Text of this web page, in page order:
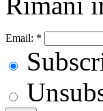
Email: *